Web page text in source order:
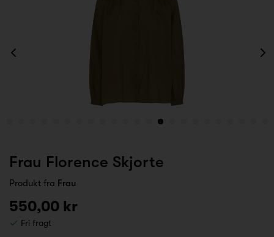
Frau Florence Skjorte
Produkt fra Frau
550,00 kr
Fri fragt